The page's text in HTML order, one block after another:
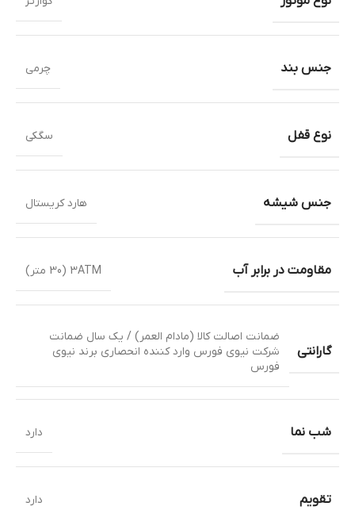
جنس بند چرمی
نوع قفل سگکی
جنس شیشه هارد کریستال
مقاومت در برابر آب 3ATM (30 متر)
گارانتی
ضمانت اصالت کالا (مادام العمر) / یک سال ضمانت
شرکت نیوی فورس وارد کننده انحصاری برند نیوی
فورس
شب نما دارد
تقویم دارد